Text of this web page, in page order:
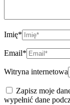
Imię*
Email*
Witryna internetowa
Zapisz moje
wypełnić dane